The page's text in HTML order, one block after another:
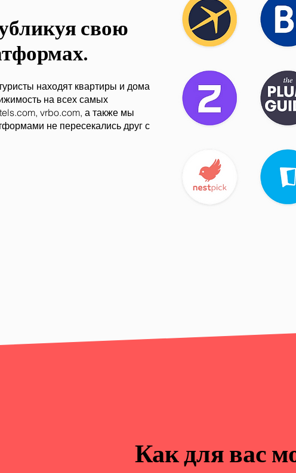
свою
.
находят квартиры и дома
на всех самых
vrbo.com, а также мы
не пересекались друг с
Как для вас